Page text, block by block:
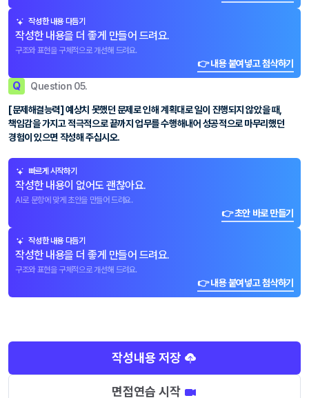
작성한 내용 다듬기
작성한 내용을 더 좋게 만들어 드려요.
구조와 표현을 구체적으로 개선해 드려요.
👉 내용 붙여넣고 첨삭하기
Q Question 05.
[문제해결능력] 예상치 못했던 문제로 인해 계획대로 일이 진행되지 않았을 때,
책임감을 가지고 적극적으로 끝까지 업무를 수행해내어 성공적으로 마무리했던
경험이 있으면 작성해 주십시오.
빠르게 시작하기
작성한 내용이 없어도 괜찮아요.
AI로 문항에 맞게 초안을 만들어 드려요.
👉 초안 바로 만들기
작성한 내용 다듬기
작성한 내용을 더 좋게 만들어 드려요.
구조와 표현을 구체적으로 개선해 드려요.
👉 내용 붙여넣고 첨삭하기
작성내용 저장
면접연습 시작